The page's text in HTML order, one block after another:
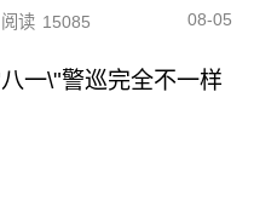
阅读 15085 08-05
一\"警巡完全不一样